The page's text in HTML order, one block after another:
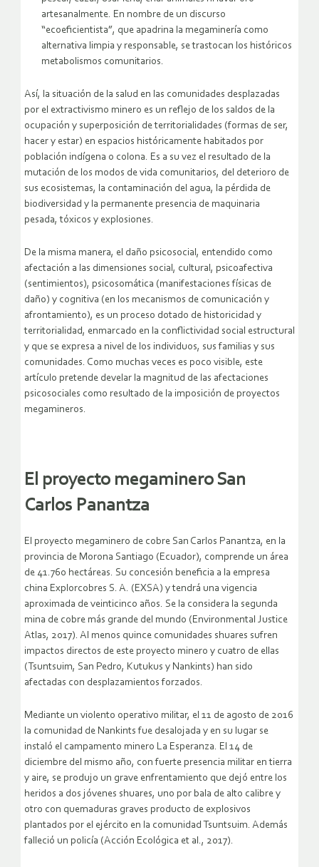
artesanalmente. En nombre de un discurso
“ecoeficientista”, que apadrina la megaminería como
alternativa limpia y responsable, se trastocan los históricos
metabolismos comunitarios.
Así, la situación de la salud en las comunidades desplazadas
por el extractivismo minero es un reflejo de los saldos de la
ocupación y superposición de territorialidades (formas de ser,
hacer y estar) en espacios históricamente habitados por
población indígena o colona. Es a su vez el resultado de la
mutación de los modos de vida comunitarios, del deterioro de
sus ecosistemas, la contaminación del agua, la pérdida de
biodiversidad y la permanente presencia de maquinaria
pesada, tóxicos y explosiones.
De la misma manera, el daño psicosocial, entendido como
afectación a las dimensiones social, cultural, psicoafectiva
(sentimientos), psicosomática (manifestaciones físicas de
daño) y cognitiva (en los mecanismos de comunicación y
afrontamiento), es un proceso dotado de historicidad y
territorialidad, enmarcado en la conflictividad social estructural
y que se expresa a nivel de los individuos, sus familias y sus
comunidades. Como muchas veces es poco visible, este
artículo pretende develar la magnitud de las afectaciones
psicosociales como resultado de la imposición de proyectos
megamineros.
El proyecto megaminero San
Carlos Panantza
El proyecto megaminero de cobre San Carlos Panantza, en la
provincia de Morona Santiago (Ecuador), comprende un área
de 41.760 hectáreas. Su concesión beneficia a la empresa
china Explorcobres S. A. (EXSA) y tendrá una vigencia
aproximada de veinticinco años. Se la considera la segunda
mina de cobre más grande del mundo (Environmental Justice
Atlas, 2017). Al menos quince comunidades shuares sufren
impactos directos de este proyecto minero y cuatro de ellas
(Tsuntsuim, San Pedro, Kutukus y Nankints) han sido
afectadas con desplazamientos forzados.
Mediante un violento operativo militar, el 11 de agosto de 2016
la comunidad de Nankints fue desalojada y en su lugar se
instaló el campamento minero La Esperanza. El 14 de
diciembre del mismo año, con fuerte presencia militar en tierra
y aire, se produjo un grave enfrentamiento que dejó entre los
heridos a dos jóvenes shuares, uno por bala de alto calibre y
otro con quemaduras graves producto de explosivos
plantados por el ejército en la comunidad Tsuntsuim. Además
falleció un policía (Acción Ecológica et al., 2017).